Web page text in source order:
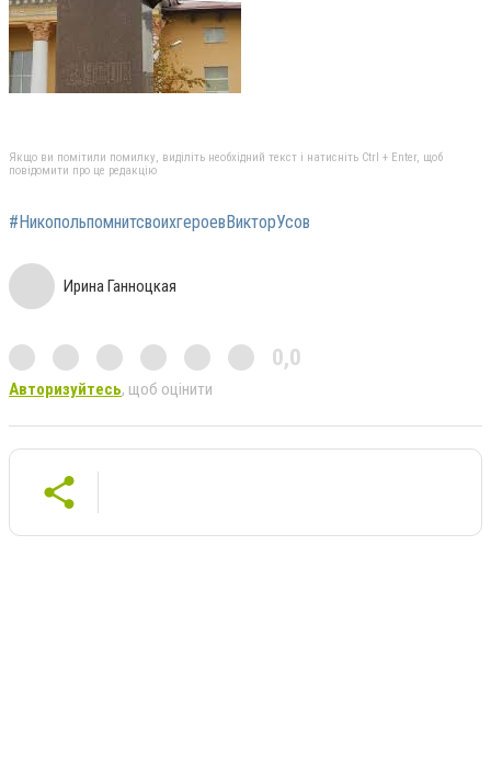
Якщо ви помітили помилку, виділіть необхідний текст і натисніть Ctrl + Enter, щоб
повідомити про це редакцію
#НикопольпомнитсвоихгероевВикторУсов
Ирина Ганноцкая
0,0
Авторизуйтесь, щоб оцінити